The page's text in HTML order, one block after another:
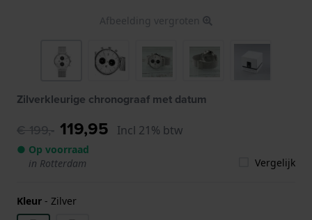
Afbeelding vergroten
Zilverkleurige chronograaf met datum
€ 199,- 119,95 Incl 21% btw
● Op voorraad
in Rotterdam
Vergelijk
Kleur - Zilver